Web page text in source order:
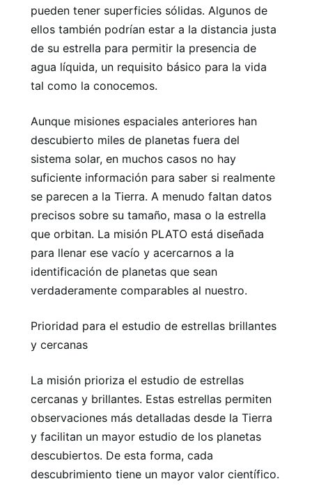
pueden tener superficies sólidas. Algunos de
ellos también podrían estar a la distancia justa
de su estrella para permitir la presencia de
agua líquida, un requisito básico para la vida
tal como la conocemos.
Aunque misiones espaciales anteriores han
descubierto miles de planetas fuera del
sistema solar, en muchos casos no hay
suficiente información para saber si realmente
se parecen a la Tierra. A menudo faltan datos
precisos sobre su tamaño, masa o la estrella
que orbitan. La misión PLATO está diseñada
para llenar ese vacío y acercarnos a la
identificación de planetas que sean
verdaderamente comparables al nuestro.
Prioridad para el estudio de estrellas brillantes
y cercanas
La misión prioriza el estudio de estrellas
cercanas y brillantes. Estas estrellas permiten
observaciones más detalladas desde la Tierra
y facilitan un mayor estudio de los planetas
descubiertos. De esta forma, cada
descubrimiento tiene un mayor valor científico.